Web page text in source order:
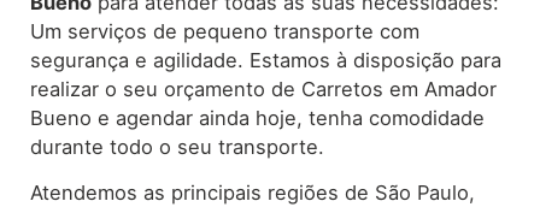
Um serviços de pequeno transporte com
segurança e agilidade. Estamos à disposição para
realizar o seu orçamento de Carretos em Amador
Bueno e agendar ainda hoje, tenha comodidade
durante todo o seu transporte.
Atendemos as principais regiões de São Paulo,